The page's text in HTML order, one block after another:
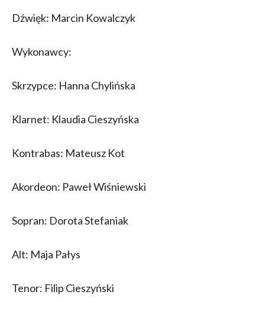
Dźwięk: Marcin Kowalczyk
Wykonawcy:
Skrzypce: Hanna Chylińska
Klarnet: Klaudia Cieszyńska
Kontrabas: Mateusz Kot
Akordeon: Paweł Wiśniewski
Sopran: Dorota Stefaniak
Alt: Maja Pałys
Tenor: Filip Cieszyński